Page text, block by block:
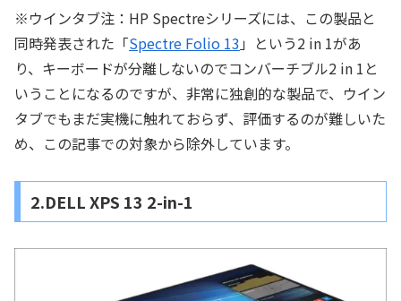
※ウインタブ注：HP Spectreシリーズには、この製品と
同時発表された「Spectre Folio 13 」という2 in 1があ
り、キーボードが分離しないのでコンバーチブル2 in 1と
いうことになるのですが、非常に独創的な製品で、ウイン
タブでもまだ実機に触れておらず、評価するのが難しいた
め、この記事での対象から除外しています。
2.DELL XPS 13 2-in-1